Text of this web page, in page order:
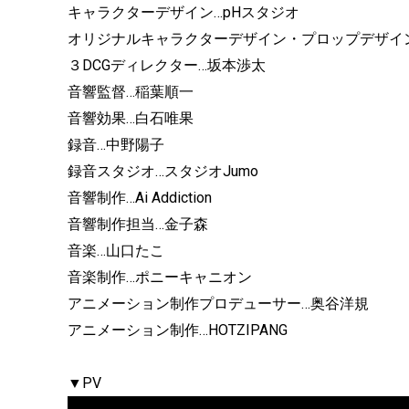
キャラクターデザイン…pHスタジオ
オリジナルキャラクターデザイン・プロップデザイ
３DCGディレクター…坂本渉太
音響監督…稲葉順一
音響効果…白石唯果
録音…中野陽子
録音スタジオ…スタジオJumo
音響制作…Ai Addiction
音響制作担当…金子森
音楽…山口たこ
音楽制作…ポニーキャニオン
アニメーション制作プロデューサー…奥谷洋規
アニメーション制作…HOTZIPANG
▼PV